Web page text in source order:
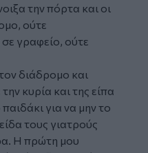
την πόρτα και οι
ούτε
γραφείο, ούτε
διάδρομο και
κυρία και της είπα
για να μην το
τους γιατρούς
Η πρώτη μου